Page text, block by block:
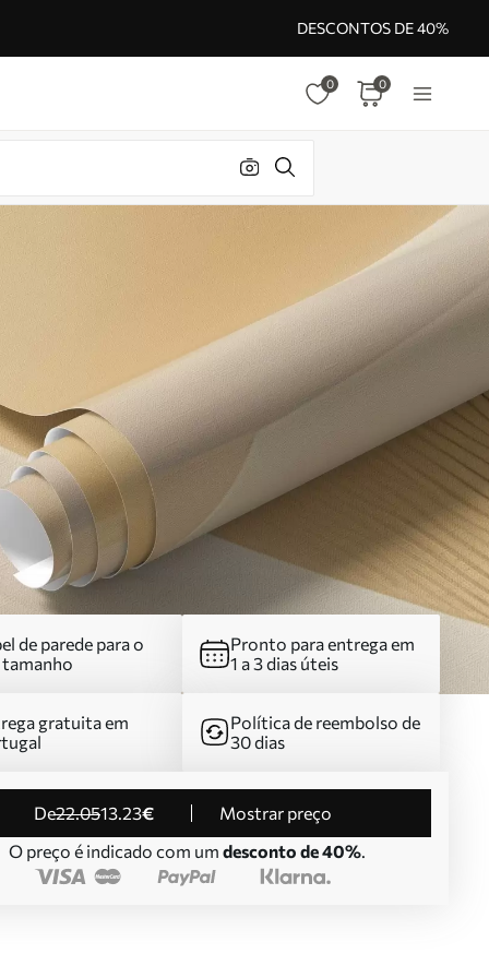
DESCONTOS DE 40%
0 0
de parede para o
tamanho
Pronto para entrega em
1 a 3 dias úteis
gratuita em
Política de reembolso de
30 dias
de22.0513.23€
Mostrar preço
O preço é indicado com um desconto de 40%.